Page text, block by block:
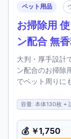
ペット用品
お掃除用
ン配合 無
大判・厚手設計
ン配合のお掃除
でペット周りに
容量: 本体130枚 +
💰 ￥1,750